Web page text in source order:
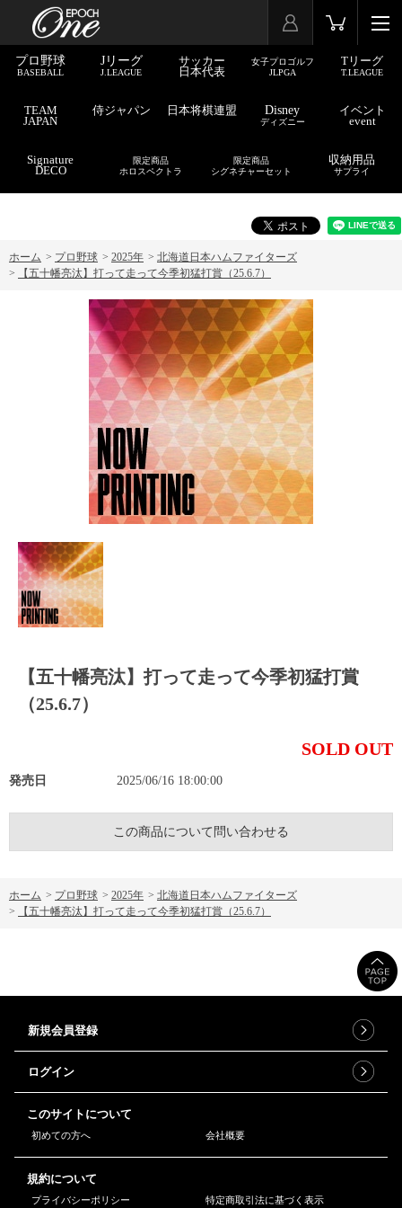
プロ野球
BASEBALL
Jリーグ
J.LEAGUE
サッカー
日本代表
女子プロゴルフ
JLPGA
Tリーグ
T.LEAGUE
TEAM
JAPAN
侍ジャパン 日本将棋連盟 Disney
ディズニー
イベント
event
Signature
DECO
限定商品
ホロスペクトラ
限定商品
シグネチャーセット
収納用品
サプライ
ホーム > プロ野球 > 2025年 > 北海道日本ハムファイターズ
>
【五十幡亮汰】打って走って今季初猛打賞（25.6.7）
【五十幡亮汰】打って走って今季初猛打賞
（25.6.7）
SOLD OUT
発売日 2025/06/16 18:00:00
この商品について問い合わせる
ホーム > プロ野球 > 2025年 > 北海道日本ハムファイターズ
>
【五十幡亮汰】打って走って今季初猛打賞（25.6.7）
新規会員登録
ログイン
このサイトについて
初めての方へ 会社概要
規約について
プライバシーポリシー 特定商取引法に基づく表示